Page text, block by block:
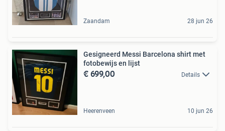
Zaandam 28 jun 26
Gesigneerd Messi Barcelona shirt met
fotobewijs en lijst
€ 699,00 Details
Heerenveen 10 jun 26